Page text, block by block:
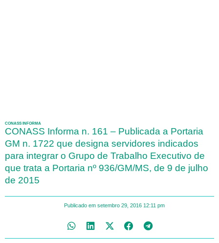
CONASS INFORMA
CONASS Informa n. 161 – Publicada a Portaria
GM n. 1722 que designa servidores indicados
para integrar o Grupo de Trabalho Executivo de
que trata a Portaria nº 936/GM/MS, de 9 de julho
de 2015
Publicado em setembro 29, 2016 12:11 pm